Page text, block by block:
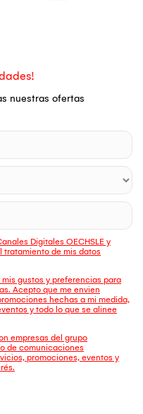
nuestras ofertas
Digitales OECHSLE y
tratamiento de mis datos
gustos y preferencias para
Acepto que me envien
hechas a mi medida,
y todo lo que se alinee
empresas del grupo
de comunicaciones
promociones, eventos y